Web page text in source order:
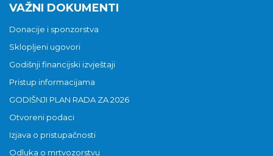
VAŽNI DOKUMENTI
Donacije i sponzorstva
Sklopljeni ugovori
Godišnji financijski izvještaji
Pristup informacijama
GODIŠNJI PLAN RADA ZA 2026
Otvoreni podaci
Izjava o pristupačnosti
Odluka o mrtvozorstvu